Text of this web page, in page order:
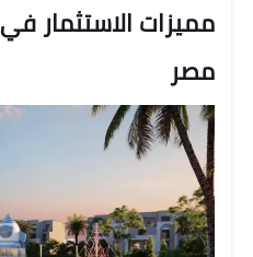
مميزات الاستثمار في
مصر